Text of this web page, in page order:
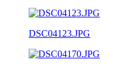
DSC04123.JPG